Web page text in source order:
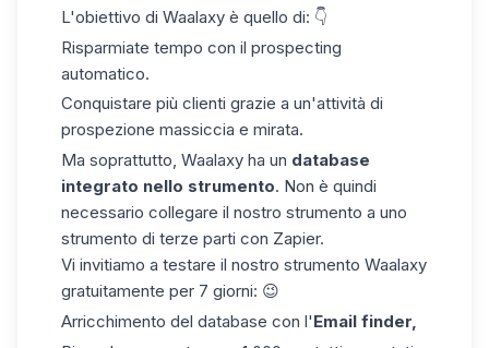
L'obiettivo di Waalaxy è quello di: 👇
Risparmiate tempo con il prospecting
automatico.
Conquistare più clienti grazie a un'attività di
prospezione massiccia e mirata.
Ma soprattutto, Waalaxy ha un database
integrato nello strumento. Non è quindi
necessario collegare il nostro strumento a uno
strumento di terze parti con Zapier.
Vi invitiamo a testare il nostro strumento Waalaxy
gratuitamente per 7 giorni: 😉
Arricchimento del database con l'Email finder,